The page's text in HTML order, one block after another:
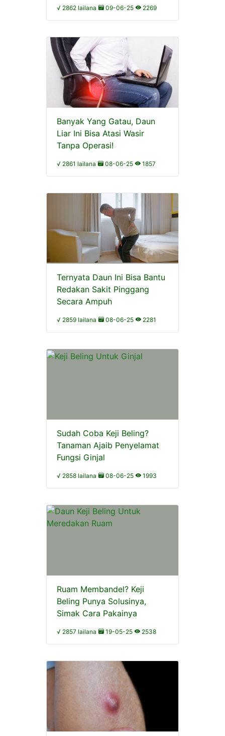
√ 2862 lailana 09-06-25 2269
Banyak Yang Gatau, Daun
Liar Ini Bisa Atasi Wasir
Tanpa Operasi!
√ 2861 lailana 08-06-25 1857
Ternyata Daun Ini Bisa Bantu
Redakan Sakit Pinggang
Secara Ampuh
√ 2859 lailana 08-06-25 2281
Sudah Coba Keji Beling?
Tanaman Ajaib Penyelamat
Fungsi Ginjal
√ 2858 lailana 08-06-25 1993
Ruam Membandel? Keji
Beling Punya Solusinya,
Simak Cara Pakainya
√ 2857 lailana 19-05-25 2538